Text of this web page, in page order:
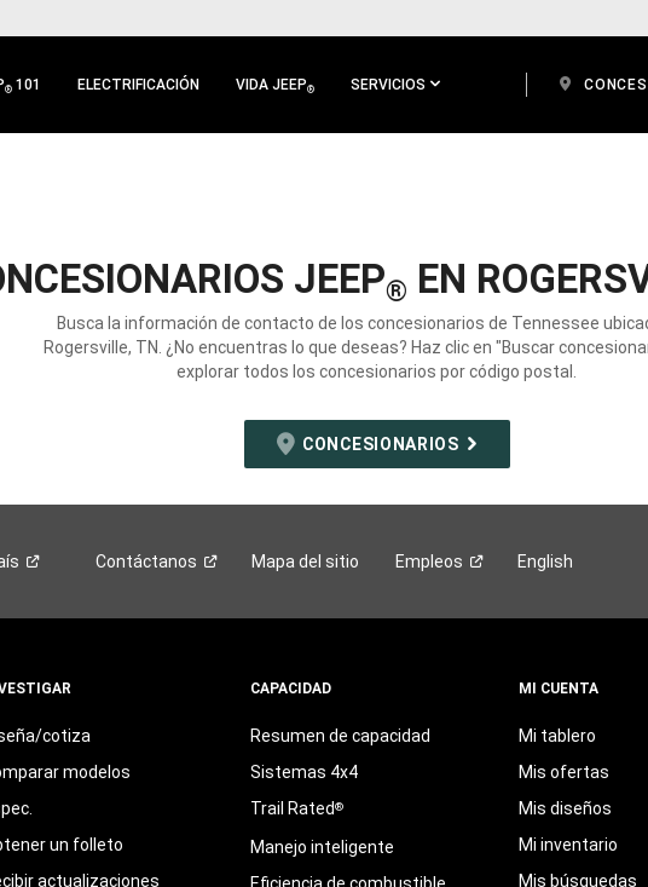
® 101 ELECTRIFICACIÓN VIDA JEEP® SERVICIOS
JEEP® EN
Busca la información de contacto de los concesionarios de Tennessee
Rogersville, TN. ¿No encuentras lo que deseas? Haz clic en "Buscar
explorar todos los concesionarios por código postal.
CONCESIONARIOS
Contáctanos Mapa del sitio Empleos English
cotiza
modelos
un folleto
actualizaciones
CAPACIDAD
Resumen de capacidad
Sistemas 4x4
Trail Rated®
Manejo inteligente
MI CUENTA
Mi tablero
Mis ofertas
Mis diseños
Mi inventario
Mis búsquedas